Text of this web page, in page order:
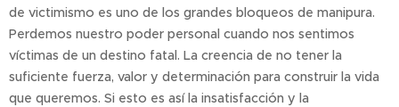
de victimismo es uno de los grandes bloqueos de manipura.
Perdemos nuestro poder personal cuando nos sentimos
víctimas de un destino fatal. La creencia de no tener la
suficiente fuerza, valor y determinación para construir la vida
que queremos. Si esto es así la insatisfacción y la